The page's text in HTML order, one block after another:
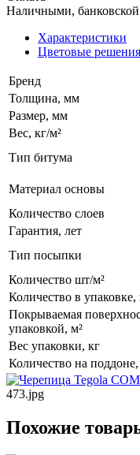
Наличными,
Характеристики
Цветовые решения
Бренд
Толщина, мм
Размер, мм
Вес, кг/м²
Тип битума
Материал основы
Количество слоев
Гарантия, лет
Тип посыпки
Количество шт/м²
Количество в
Покрываемая
упаковкой, м²
Вес упаковки, кг
Количество на
473.jpg
Похожие